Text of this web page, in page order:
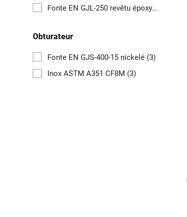
Fonte EN GJL-250 revêtu époxy(1)
Obturateur
Fonte EN GJS-400-15 nickelé (3)
Inox ASTM A351 CF8M (3)